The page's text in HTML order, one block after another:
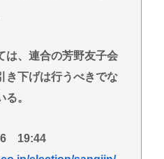
、連合の芳野友子会
き下げは行うべきでな
。
19:44